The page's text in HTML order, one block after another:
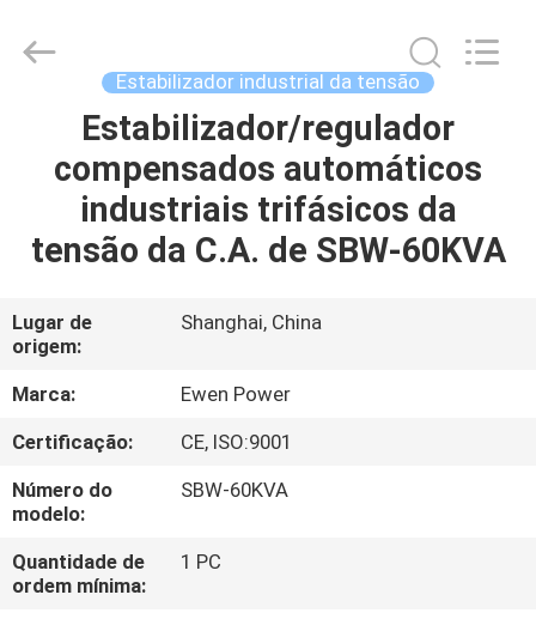
PARA
CASA
PRODUTOS
VÍDEOS
SOBRE
NÓS
VISITA
À
FÁBRICA
Copyright
Equipment
Reserved.
Developed
Estabilizador industrial da tensão
Estabilizador/regulador
compensados automáticos
industriais trifásicos da
tensão da C.A. de SBW-60KVA
Lugar de
origem:
Shanghai, China
Marca:
Ewen Power
Certificação:
CE, ISO:9001
Número do
modelo:
SBW-60KVA
Quantidade de
ordem mínima:
1 PC